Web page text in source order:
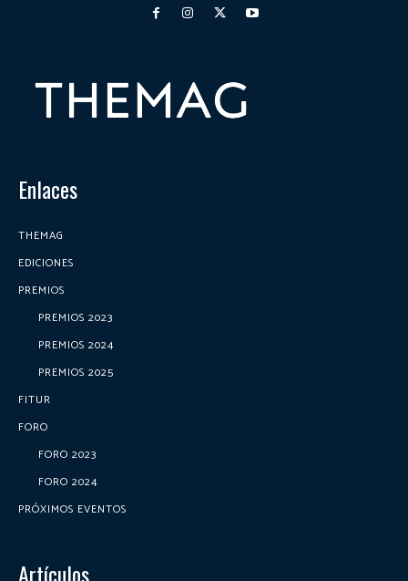
Enlaces
THEMAG
EDICIONES
PREMIOS
PREMIOS 2023
PREMIOS 2024
PREMIOS 2025
FITUR
FORO
FORO 2023
FORO 2024
PRÓXIMOS EVENTOS
Artículos